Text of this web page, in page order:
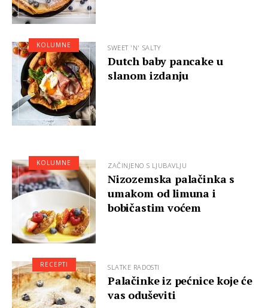
SWEET 'N' SALTY
Dutch baby pancake u
slanom izdanju
KOLUMNE
ZAČINJENO S LJUBAVLJU
Nizozemska palačinka s
umakom od limuna i
bobičastim voćem
KOLUMNE
SLATKE RADOSTI
Palačinke iz pećnice koje će
vas oduševiti
RECEPTI